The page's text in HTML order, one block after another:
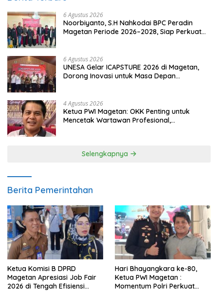
6 Agustus 2026
Noorbiyanto, S.H Nahkodai BPC Peradin
Magetan Periode 2026–2028, Siap Perkuat
6 Agustus 2026
UNESA Gelar ICAPSTURE 2026 di Magetan,
Dorong Inovasi untuk Masa Depan
4 Agustus 2026
Ketua PWI Magetan: OKK Penting untuk
Mencetak Wartawan Profesional,
Selengkapnya
Berita Pemerintahan
Ketua Komisi B DPRD
Magetan Apresiasi Job Fair
2026 di Tengah Efisiensi
Hari Bhayangkara ke-80,
Ketua PWI Magetan :
Momentum Polri Perkuat